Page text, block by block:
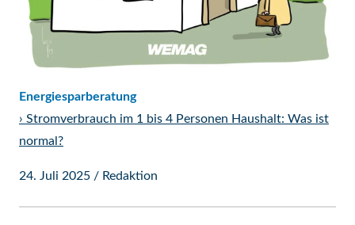
Energiesparberatung
› Stromverbrauch im 1 bis 4 Personen Haushalt: Was ist
normal?
24. Juli 2025 / Redaktion